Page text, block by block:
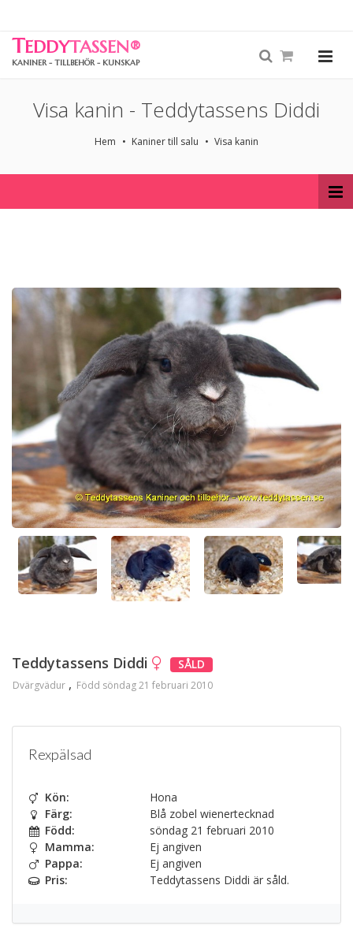
TEDDYTASSEN®
KANINER - TILLBEHÖR - KUNSKAP
Visa kanin - Teddytassens Diddi
Hem Kaniner till salu Visa kanin
Teddytassens Diddi SÅLD
Dvärgvädur Född söndag 21 februari 2010
Rexpälsad
Kön:
Hona
Färg:
Blå zobel wienertecknad
Född:
söndag 21 februari 2010
Mamma:
Ej angiven
Pappa:
Ej angiven
Pris:
Teddytassens Diddi är såld.